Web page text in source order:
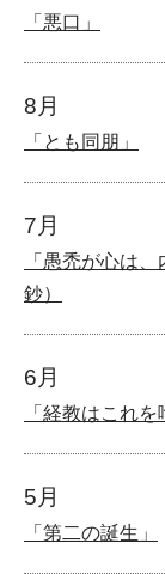
「悪口」
8月
「とも同朋」
7月
「愚禿が心は
鈔）
6月
「経教はこれ
5月
「第二の誕生」